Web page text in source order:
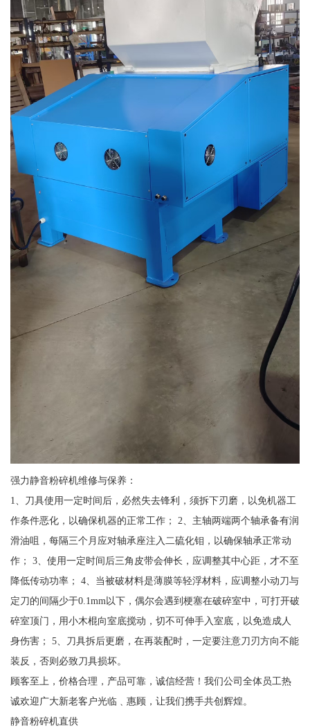
强力静音粉碎机维修与保养：
1、刀具使用一定时间后，必然失去锋利，须拆下刃磨，以免机器工
作条件恶化，以确保机器的正常工作； 2、主轴两端两个轴承备有润
滑油咀，每隔三个月应对轴承座注入二硫化钼，以确保轴承正常动
作； 3、使用一定时间后三角皮带会伸长，应调整其中心距，才不至
降低传动功率； 4、当被破材料是薄膜等轻浮材料，应调整小动刀与
定刀的间隔少于0.1mm以下，偶尔会遇到梗塞在破碎室中，可打开破
碎室顶门，用小木棍向室底搅动，切不可伸手入室底，以免造成人
身伤害； 5、刀具拆后更磨，在再装配时，一定要注意刀刃方向不能
装反，否则必致刀具损坏。
顾客至上，价格合理，产品可靠，诚信经营！我们公司全体员工热
诚欢迎广大新老客户光临﹑惠顾，让我们携手共创辉煌。
静音粉碎机直供